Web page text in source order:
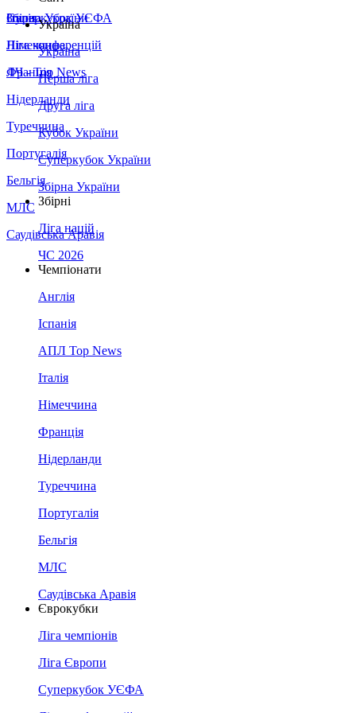
Збірна України
Італія
Німеччина
Франція
Нідерланди
Туреччина
Португалія
Бельгія
МЛС
Саудівська Аравія
Суперкубок УЄФА
Ліга конференцій
ЛЧ - Top News
Україна
Україна
Перша ліга
Друга ліга
Кубок України
Суперкубок України
Збірна України
Збірні
Ліга націй
ЧС 2026
Чемпіонати
Англія
Іспанія
АПЛ Top News
Італія
Німеччина
Франція
Нідерланди
Туреччина
Португалія
Бельгія
МЛС
Саудівська Аравія
Єврокубки
Ліга чемпіонів
Ліга Європи
Суперкубок УЄФА